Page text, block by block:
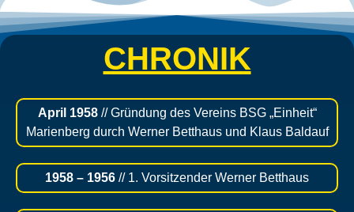
CHRONIK
April 1958// Gründung des Vereins BSG „Einheit“
Marienberg durch Werner Betthaus und Klaus Baldauf
1958 – 1956 // 1. Vorsitzender Werner Betthaus